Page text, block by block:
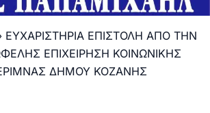
ΕΥΧΑΡΙΣΤΗΡΙΑ ΕΠΙΣΤΟΛΗ ΑΠΟ ΤΗΝ
ΕΠΙΧΕΙΡΗΣΗ ΚΟΙΝΩΝΙΚΗΣ
ΔΗΜΟΥ ΚΟΖΑΝΗΣ